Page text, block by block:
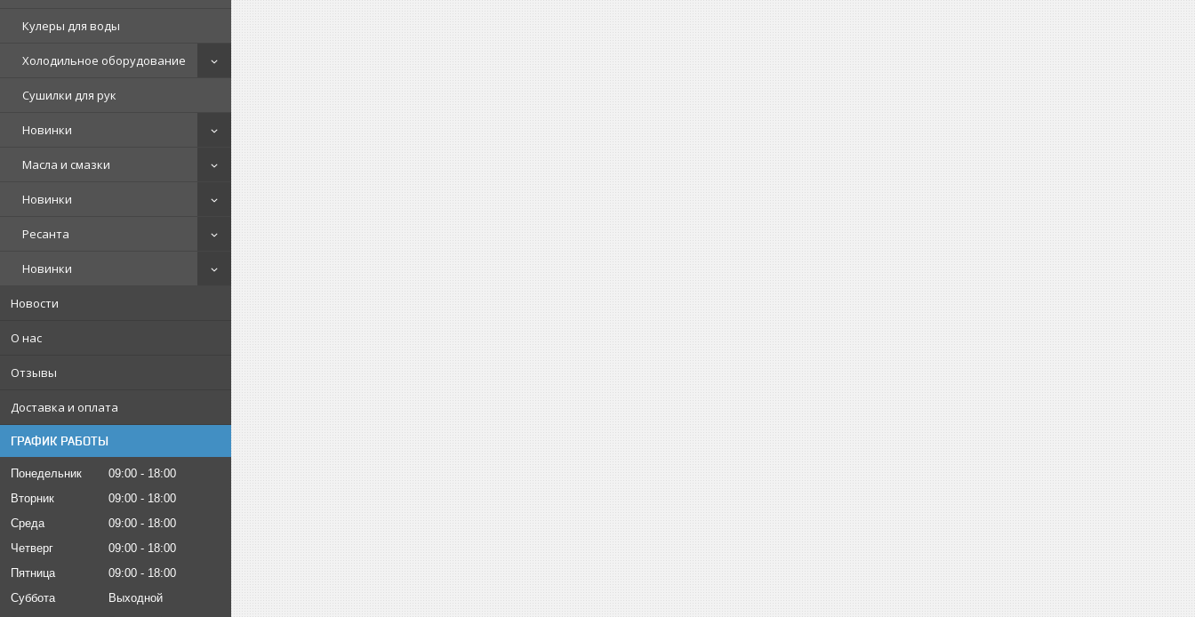
Кулеры для воды
Холодильное оборудование
Сушилки для рук
Новинки
Масла и смазки
Новинки
Ресанта
Новинки
Новости
О нас
Отзывы
Доставка и оплата
ГРАФИК РАБОТЫ
Понедельник 09:00
18:00
Вторник
09:00
18:00
Среда
09:00
18:00
Четверг
09:00
18:00
Пятница
09:00
18:00
Суббота
Выходной